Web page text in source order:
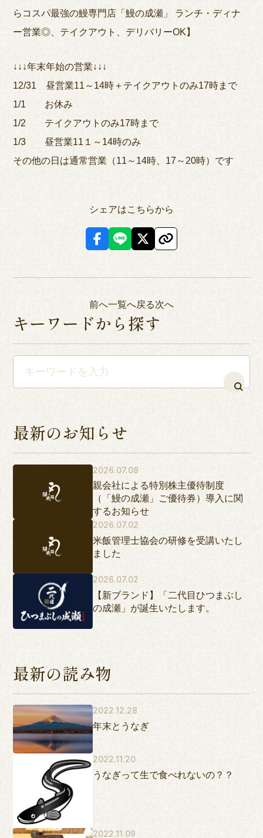
らコスパ最強の鰻専門店「鰻の成瀬」 ランチ・ディナ
ー営業◎、テイクアウト、デリバリーOK】
↓↓↓年末年始の営業↓↓↓
12/31 昼営業11～14時＋テイクアウトのみ17時まで
1/1 お休み
1/2 テイクアウトのみ17時まで
1/3 昼営業11１～14時のみ
その他の日は通常営業（11～14時、17～20時）です
シェアはこちらから
前へ一覧へ戻る次へ
キーワードから探す
最新のお知らせ
2026.07.08
親会社による特別株主優待制度
（「鰻の成瀬」ご優待券）導入に関
するお知らせ
2026.07.02
米飯管理士協会の研修を受講いたし
ました
2026.07.02
【新ブランド】「二代目ひつまぶし
の成瀬」が誕生いたします。
最新の読み物
2022.12.28
年末とうなぎ
2022.11.20
うなぎって生で食べれないの？？
2022.11.09